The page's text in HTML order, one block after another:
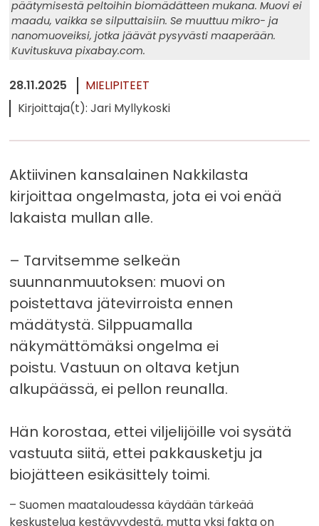
päätymisestä peltoihin biomädätteen mukana. Muovi ei
maadu, vaikka se silputtaisiin. Se muuttuu mikro- ja
nanomuoveiksi, jotka jäävät pysyvästi maaperään.
Kuvituskuva pixabay.com.
28.11.2025
MIELIPITEET
Kirjoittaja(t): Jari Myllykoski
Aktiivinen kansalainen Nakkilasta
kirjoittaa ongelmasta, jota ei voi enää
lakaista mullan alle.
– Tarvitsemme selkeän
suunnanmuutoksen: muovi on
poistettava jätevirroista ennen
mädätystä. Silppuamalla
näkymättömäksi ongelma ei
poistu. Vastuun on oltava ketjun
alkupäässä, ei pellon reunalla.
Hän korostaa, ettei viljelijöille voi sysätä
vastuuta siitä, ettei pakkausketju ja
biojätteen esikäsittely toimi.
– Suomen maataloudessa käydään tärkeää
keskustelua kestävyydestä, mutta yksi fakta on